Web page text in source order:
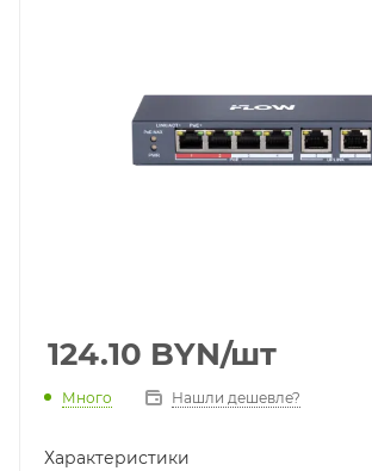
124.10 BYN/шт
Много Нашли дешевле?
Характеристики